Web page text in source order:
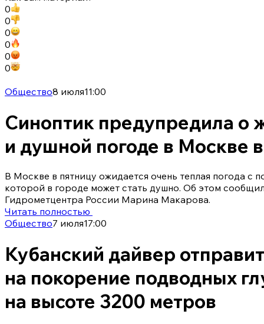
0
0
0
0
0
0
Общество8 июля11:00
Синоптик предупредила о
и душной погоде в Москве
В Москве в пятницу ожидается очень теплая погода с
которой в городе может стать душно. Об этом
Гидрометцентра России Марина Макарова.
Читать полностью
Общество7 июля17:00
Кубанский дайвер
на покорение подводных
на высоте 3200 метров